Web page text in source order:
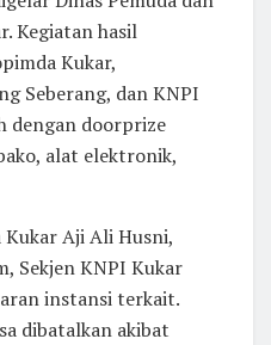
Kegiatan hasil
Kukar,
Seberang, dan KNPI
dengan doorprize
alat elektronik,
Aji Ali Husni,
Sekjen KNPI Kukar
instansi terkait.
dibatalkan akibat